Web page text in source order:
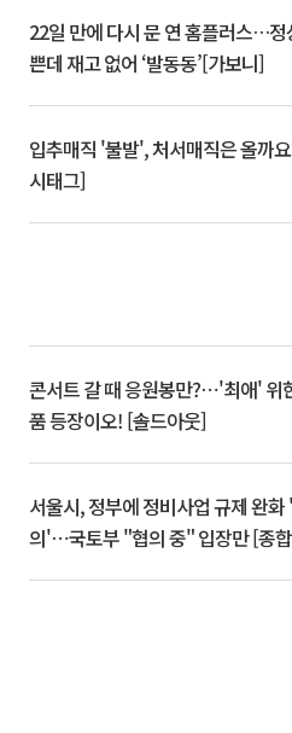
22일 만에 다시 문 연 홈플러스…정
쁜데 재고 없어 ‘발동동’[가보니]
입추매직 '불발', 처서매직은 올까
시태그]
콘서트 갈 때 응원봉만?⋯'최애' 위
품 등장이오! [솔드아웃]
서울시, 정부에 정비사업 규제 완화
의'⋯국토부 "협의 중" 입장만 [종